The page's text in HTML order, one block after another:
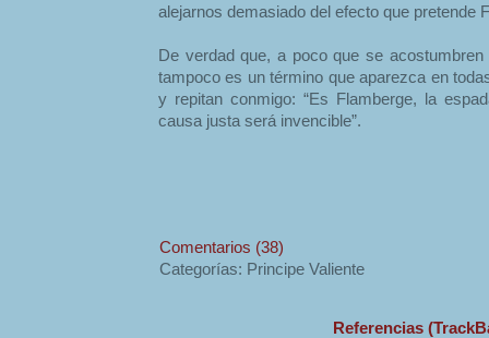
alejarnos demasiado del efecto que pretende
De verdad que, a poco que se
tampoco es un término que aparezca en
y repitan conmigo: “Es Flamberge, la
causa justa será invencible”.
Comentarios (38)
Categorías: Principe Valiente
Referencias